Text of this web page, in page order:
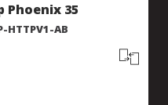
Phoenix 35
HTTPV1-AB